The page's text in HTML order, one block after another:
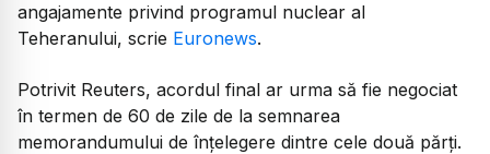
angajamente privind programul nuclear al
Teheranului, scrie Euronews.
Potrivit Reuters, acordul final ar urma să fie negociat
în termen de 60 de zile de la semnarea
memorandumului de înțelegere dintre cele două părți.